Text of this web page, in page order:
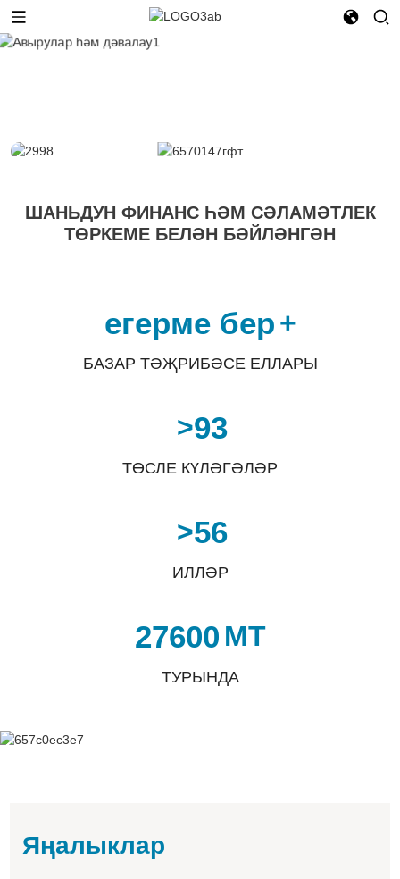
ШАНЬДУН ФИНАНС ҺӘМ СӘЛАМӘТЛЕК
ТӨРКЕМЕ БЕЛӘН БӘЙЛӘНГӘН
егерме бер+
БАЗАР ТӘҖРИБӘСЕ ЕЛЛАРЫ
>93
ТӨСЛЕ КҮЛӘГӘЛӘР
>56
ИЛЛӘР
27600 MT
ТУРЫНДА
Яңалыклар